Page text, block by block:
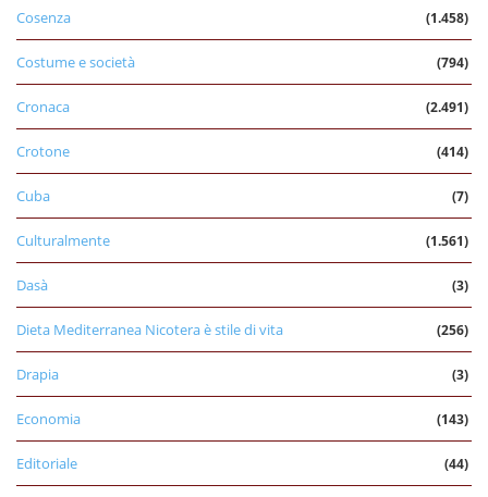
Cosenza (1.458)
Costume e società (794)
Cronaca (2.491)
Crotone (414)
Cuba (7)
Culturalmente (1.561)
Dasà (3)
Dieta Mediterranea Nicotera è stile di vita (256)
Drapia (3)
Economia (143)
Editoriale (44)